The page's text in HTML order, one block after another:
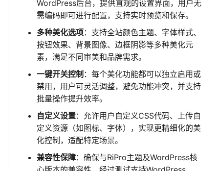
WordPress后台，提供直观的设置界面，用户无
需编码即可进行配置，支持实时预览和保存。
多种美化选项：支持全站颜色主题、字体样式、
按钮效果、背景图像、边框阴影等多种美化元
素，满足不同审美和品牌需求。
一键开关控制 ：每个美化功能都可以独立启用或
禁用，用户可灵活调整，避免功能冲突，并支持
批量操作提升效率。
自定义设置：允许用户自定义CSS代码、上传自
定义资源（如图标、字体），实现更精细化的美
化控制，适配特定场景。
兼容性保障：确保与RiPro主题及WordPress核